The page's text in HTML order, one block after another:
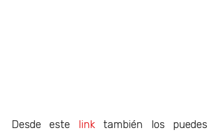
Desde este linktambién los puedes